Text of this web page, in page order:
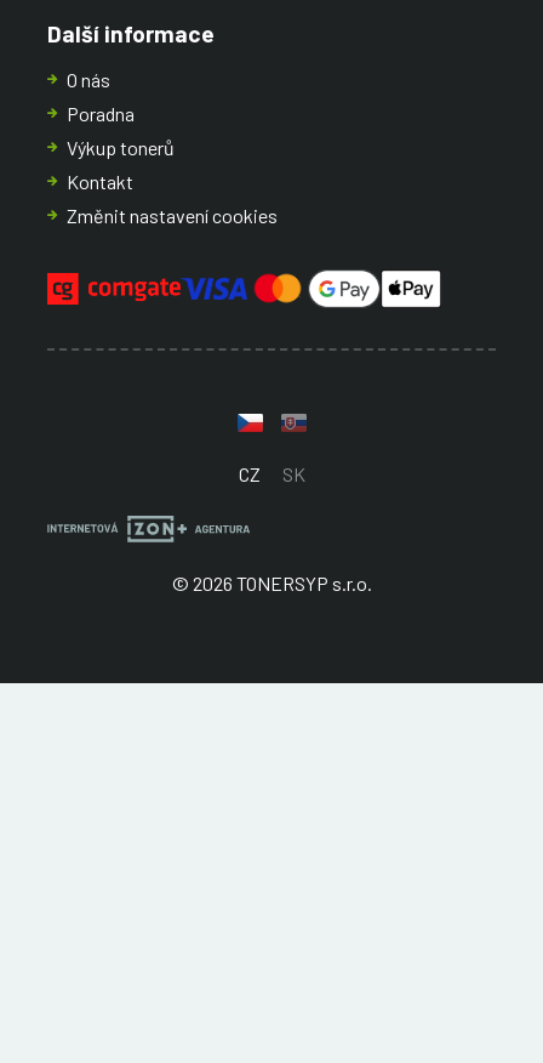
Další informace
O nás
Poradna
Výkup tonerů
Kontakt
Změnit nastavení cookies
CZ SK
© 2026 TONERSYP s.r.o.